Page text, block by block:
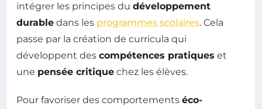
intégrer les principes du développement
durable dans les programmes scolaires. Cela
passe par la création de curricula qui
développent des compétences pratiques et
une pensée critique chez les élèves.
Pour favoriser des comportements éco-